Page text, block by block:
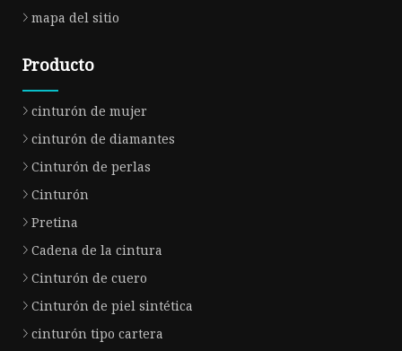
mapa del sitio
Producto
cinturón de mujer
cinturón de diamantes
Cinturón de perlas
Cinturón
Pretina
Cadena de la cintura
Cinturón de cuero
Cinturón de piel sintética
cinturón tipo cartera